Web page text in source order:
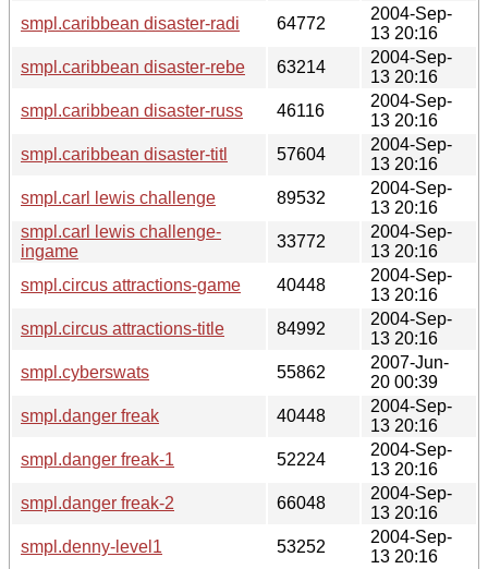
smpl.caribbean disaster-radi
64772
2004-Sep-
13 20:16
smpl.caribbean disaster-rebe
63214
2004-Sep-
13 20:16
smpl.caribbean disaster-russ
46116
2004-Sep-
13 20:16
smpl.caribbean disaster-titl
57604
2004-Sep-
13 20:16
smpl.carl lewis challenge
89532
2004-Sep-
13 20:16
smpl.carl lewis challenge-
ingame
33772
2004-Sep-
13 20:16
smpl.circus attractions-game
40448
2004-Sep-
13 20:16
smpl.circus attractions-title
84992
2004-Sep-
13 20:16
smpl.cyberswats
55862
2007-Jun-
20 00:39
smpl.danger freak
40448
2004-Sep-
13 20:16
smpl.danger freak-1
52224
2004-Sep-
13 20:16
smpl.danger freak-2
66048
2004-Sep-
13 20:16
smpl.denny-level1
53252
2004-Sep-
13 20:16